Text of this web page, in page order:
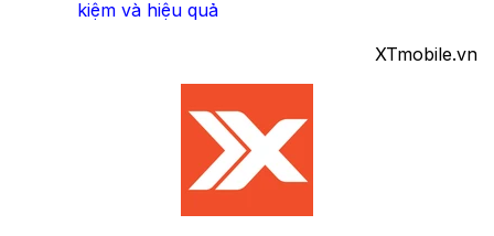
kiệm và hiệu quả
XTmobile.vn